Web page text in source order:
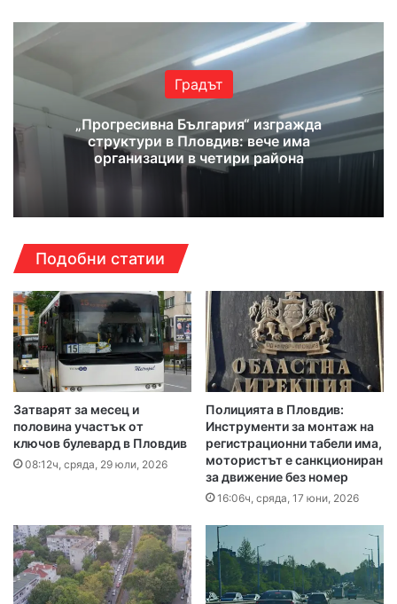
Градът
„Прогресивна България“ изгражда
структури в Пловдив: вече има
организации в четири района
Подобни статии
Затварят за месец и
половина участък от
ключов булевард в Пловдив
08:12ч, сряда, 29 юли, 2026
Полицията в Пловдив:
Инструменти за монтаж на
регистрационни табели има,
мотористът е санкциониран
за движение без номер
16:06ч, сряда, 17 юни, 2026